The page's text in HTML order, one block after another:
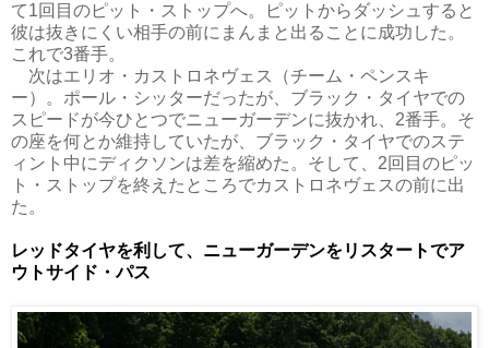
て1回目のピット・ストップへ。ピットからダッシュすると
彼は抜きにくい相手の前にまんまと出ることに成功した。
これで3番手。
次はエリオ・カストロネヴェス（チーム・ペンスキ
ー）。ポール・シッターだったが、ブラック・タイヤでの
スピードが今ひとつでニューガーデンに抜かれ、2番手。そ
の座を何とか維持していたが、ブラック・タイヤでのステ
ィント中にディクソンは差を縮めた。そして、2回目のピッ
ト・ストップを終えたところでカストロネヴェスの前に出
た。
レッドタイヤを利して、ニューガーデンをリスタートでア
ウトサイド・パス